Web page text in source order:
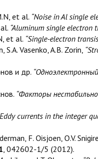
et al. “Noise in Al single
“Aluminum single electron
et al. “Single-electron
S.A. Vasenko, A.B. Zorin,
и др.
“Факторы
currents in the integer
F. Oisjoen, O.V.
, 042602-1/5 (2012).